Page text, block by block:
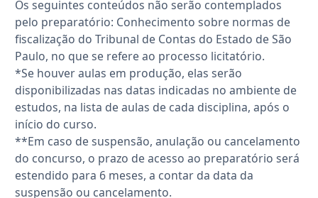
Os seguintes conteúdos não serão contemplados
pelo preparatório: Conhecimento sobre normas de
fiscalização do Tribunal de Contas do Estado de São
Paulo, no que se refere ao processo licitatório.
*Se houver aulas em produção, elas serão
disponibilizadas nas datas indicadas no ambiente de
estudos, na lista de aulas de cada disciplina, após o
início do curso.
**Em caso de suspensão, anulação ou cancelamento
do concurso, o prazo de acesso ao preparatório será
estendido para 6 meses, a contar da data da
suspensão ou cancelamento.